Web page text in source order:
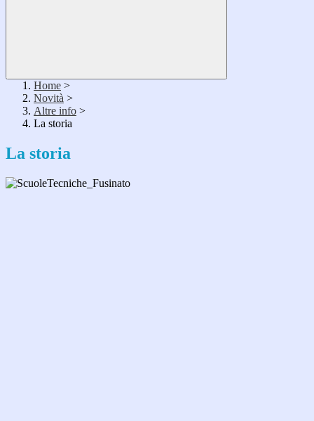
Home >
Novità >
Altre info >
La storia
La storia